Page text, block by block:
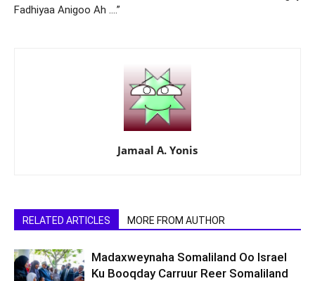
Fadhiyaa Anigoo Ah ….”
Jamaal A. Yonis
RELATED ARTICLES MORE FROM AUTHOR
Madaxweynaha Somaliland Oo Israel
Ku Booqday Carruur Reer Somaliland